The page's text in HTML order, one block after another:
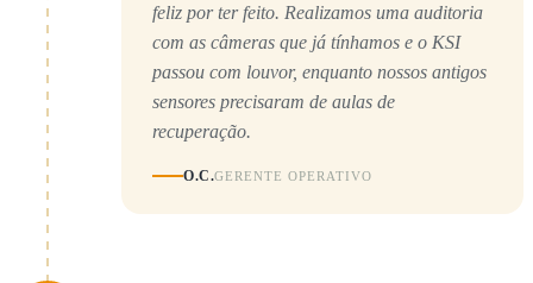
feliz por ter feito. Realizamos uma auditoria
com as câmeras que já tínhamos e o KSI
passou com louvor, enquanto nossos antigos
sensores precisaram de aulas de
recuperação.
O.C.GERENTE OPERATIVO